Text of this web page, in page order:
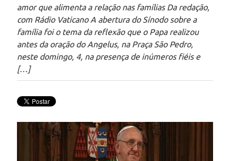
amor que alimenta a relação nas famílias Da redação,
com Rádio Vaticano A abertura do Sínodo sobre a
família foi o tema da reflexão que o Papa realizou
antes da oração do Angelus, na Praça São Pedro,
neste domingo, 4, na presença de inúmeros fiéis e
[…]